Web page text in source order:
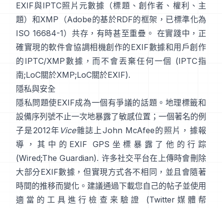
EXIF與IPTC照片元數據 （標題、創作者、權利、主
題）和XMP （Adobe的基於RDF的框架，已標準化為
ISO 16684-1）共存，有時甚至重疊。 在實踐中，正
確實現的軟件會協調相機創作的EXIF數據和用戶創作
的IPTC/XMP數據，而不會丟棄任何一個 (IPTC指
南;LoC關於XMP;LoC關於EXIF).
隱私與安全
隱私問題使EXIF成為一個有爭議的話題。地理標籤和
設備序列號不止一次地暴露了敏感位置；一個著名的例
子是2012年 Vice雜誌上John McAfee的照片，據報
導，其中的EXIF GPS坐標暴露了他的行踪
(Wired;The Guardian). 许多社交平台在上傳時會刪除
大部分EXIF數據，但實現方式各不相同，並且會隨著
時間的推移而變化。建議通過下載您自己的帖子並使用
適當的工具進行檢查来驗證 (Twitter媒體帮